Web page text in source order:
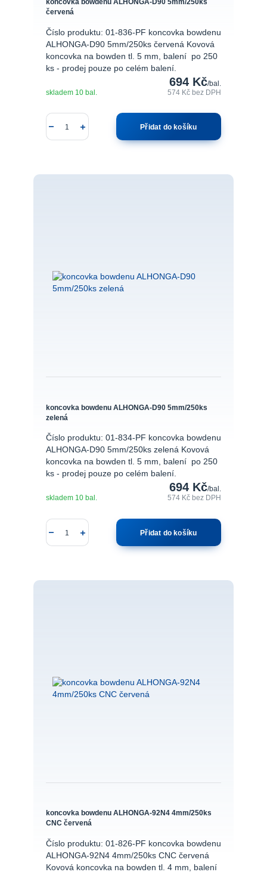
koncovka bowdenu ALHONGA-D90 5mm/250ks
červená
Číslo produktu: 01-836-PF koncovka bowdenu
ALHONGA-D90 5mm/250ks červená Kovová
koncovka na bowden tl. 5 mm, balení po 250
ks - prodej pouze po celém balení.
694 Kč/bal.
574 Kčbez DPH
skladem 10 bal.
Přidat do košíku
koncovka bowdenu ALHONGA-D90 5mm/250ks
zelená
Číslo produktu: 01-834-PF koncovka bowdenu
ALHONGA-D90 5mm/250ks zelená Kovová
koncovka na bowden tl. 5 mm, balení po 250
ks - prodej pouze po celém balení.
694 Kč/bal.
574 Kč bez DPH
skladem 10 bal.
Přidat do košíku
koncovka bowdenu ALHONGA-92N4 4mm/250ks
CNC červená
Číslo produktu: 01-826-PF koncovka bowdenu
ALHONGA-92N4 4mm/250ks CNC červená
Kovová koncovka na bowden tl. 4 mm, balení